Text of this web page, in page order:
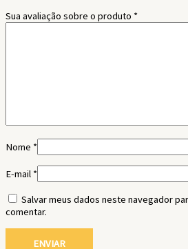
Sua avaliação sobre o produto *
Nome *
E-mail *
Salvar meus dados neste navegador
comentar.